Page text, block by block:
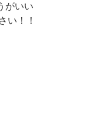
がいい
い！！